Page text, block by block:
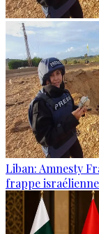
Liban: Amnesty
frappe